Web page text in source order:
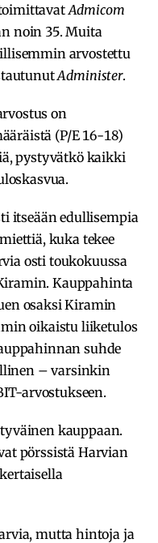
Admicom
noin 35. Muita
arvostettu
Administer.
on
(P/E 16-18)
pystyvätkö kaikki
itseään edullisempia
kuka tekee
osti toukokuussa
Kauppahinta
osaksi Kiramin
oikaistu liiketulos
suhde
– varsinkin
arvostukseen.
kauppaan.
pörssistä Harvian
mutta hintoja ja